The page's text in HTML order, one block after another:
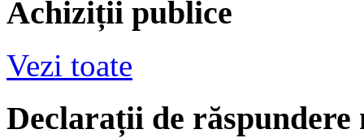
Achiziții publice
Vezi toate
Declarații de răspundere